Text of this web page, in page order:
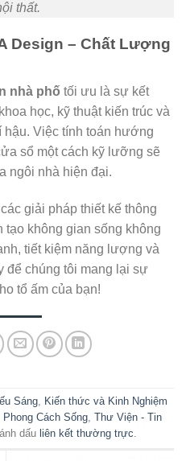
thất.
Design – Chất Lượng
nhà phố tối ưu là sự kết
học, kỹ thuật kiến trúc và
Việc tính toán hướng
sổ một cách kỹ lưỡng sẽ
ngôi nhà hiện đại.
giải pháp thiết kế thông
không gian sống không
tiết kiệm năng lượng và
để chúng tôi mang lại sự
tổ ấm của bạn!
Sáng
Kiến thức và Kinh Nghiệm
Phong Cách Sống, Thư Viện - Tin
dấu liên kết thường trực